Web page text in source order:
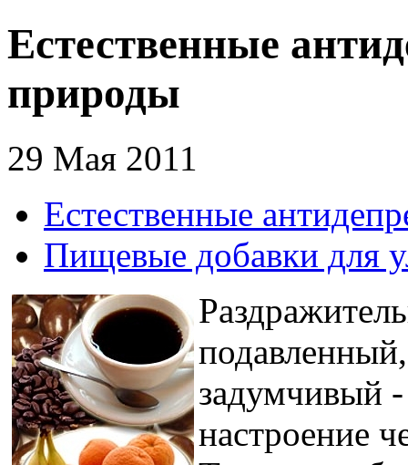
Естественные
природы
29 Мая 2011
Естественные
Пищевые добавки для
задумчивый
настроение